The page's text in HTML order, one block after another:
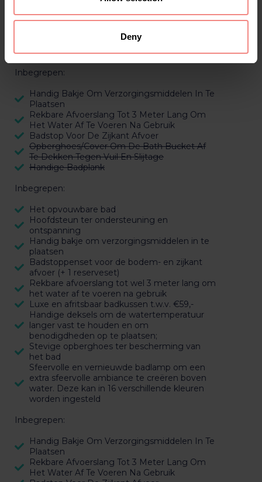
Deny
Sfeervolle en vernieuwde badlamp om een
water. Deze kan in 16 verschillende kleuren
worden ingesteld
Inbegrepen:
Handig Bakje Om Verzorgingsmiddelen In Te
Plaatsen
Rekbare Afvoerslang Tot 3 Meter Lang Om
Het Water Af Te Voeren Na Gebruik
Badstop Voor De Zijkant Afvoer
Opberghoes/Cover Om De Bath Bucket Af
Te Dekken Tegen Vuil En Slijtage
Handige Badplank
Inbegrepen:
Het opvouwbare bad
Hoofdsteun ter ondersteuning en
ontspanning
Handig bakje om verzorgingsmiddelen in te
plaatsen
Badstoppenset voor de bodem- en zijkant
afvoer (+ 1 reserveset)
Rekbare afvoerslang tot wel 3 meter lang om
het water af te voeren na gebruik
Luxe en afritsbaar badkussen t.w.v. €59,-
Handige deksels om de watertemperatuur
langer vast te houden en om
benodigdheden op te plaatsen;
Stevige opberghoes ter bescherming van
het bad
Sfeervolle en vernieuwde badlamp om een
extra sfeervolle ambiance te creëren boven
water. Deze kan in 16 verschillende kleuren
worden ingesteld
Inbegrepen:
Handig Bakje Om Verzorgingsmiddelen In Te
Plaatsen
Rekbare Afvoerslang Tot 3 Meter Lang Om
Het Water Af Te Voeren Na Gebruik